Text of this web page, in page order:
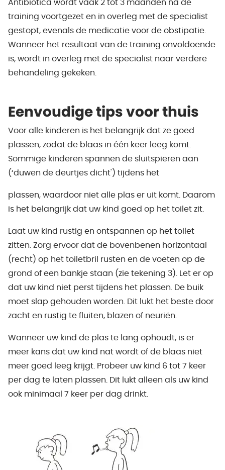
Antibiotica wordt vaak 2 tot 3 maanden na de
training voortgezet en in overleg met de specialist
gestopt, evenals de medicatie voor de obstipatie.
Wanneer het resultaat van de training onvoldoende
is, wordt in overleg met de specialist naar verdere
behandeling gekeken.
Eenvoudige tips voor thuis
Voor alle kinderen is het belangrijk dat ze goed
plassen, zodat de blaas in één keer leeg komt.
Sommige kinderen spannen de sluitspieren aan
(‘duwen de deurtjes dicht') tijdens het
plassen, waardoor niet alle plas er uit komt. Daarom
is het belangrijk dat uw kind goed op het toilet zit.
Laat uw kind rustig en ontspannen op het toilet
zitten. Zorg ervoor dat de bovenbenen horizontaal
(recht) op het toiletbril rusten en de voeten op de
grond of een bankje staan (zie tekening 3). Let er op
dat uw kind niet perst tijdens het plassen. De buik
moet slap gehouden worden. Dit lukt het beste door
zacht en rustig te fluiten, blazen of neuriën.
Wanneer uw kind de plas te lang ophoudt, is er
meer kans dat uw kind nat wordt of de blaas niet
meer goed leeg krijgt. Probeer uw kind 6 tot 7 keer
per dag te laten plassen. Dit lukt alleen als uw kind
ook minimaal 7 keer per dag drinkt.